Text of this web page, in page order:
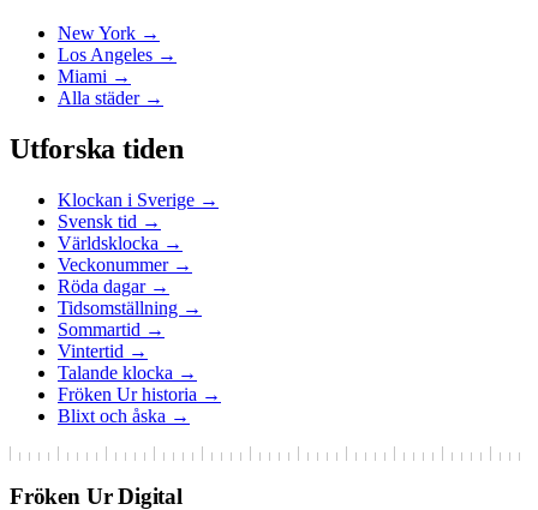
New York →
Los Angeles →
Miami →
Alla städer →
Utforska tiden
Klockan i Sverige →
Svensk tid →
Världsklocka →
Veckonummer →
Röda dagar →
Tidsomställning →
Sommartid →
Vintertid →
Talande klocka →
Fröken Ur historia →
Blixt och åska →
Fröken Ur Digital